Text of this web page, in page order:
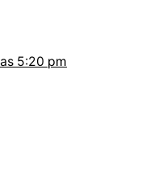
5:20 pm